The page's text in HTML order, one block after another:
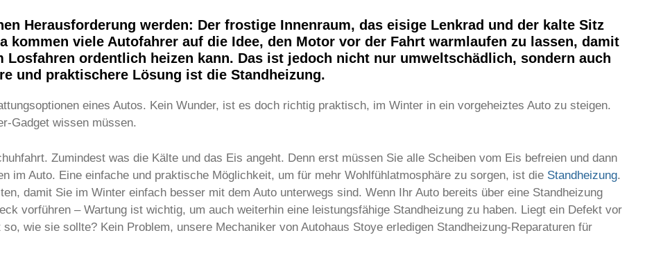
Herausforderung werden: Der frostige Innenraum, das eisige Lenkrad und der kalte Sitz
kommen viele Autofahrer auf die Idee, den Motor vor der Fahrt warmlaufen zu lassen, damit
Losfahren ordentlich heizen kann. Das ist jedoch nicht nur umweltschädlich, sondern auch
und praktischere Lösung ist die Standheizung.
eines Autos. Kein Wunder, ist es doch richtig praktisch, im Winter in ein vorgeheiztes Auto zu steigen.
Gadget wissen müssen.
Zumindest was die Kälte und das Eis angeht. Denn erst müssen Sie alle Scheiben vom Eis befreien und dann
im Auto. Eine einfache und praktische Möglichkeit, um für mehr Wohlfühlatmosphäre zu sorgen, ist die Standheizung.
damit Sie im Winter einfach besser mit dem Auto unterwegs sind. Wenn Ihr Auto bereits über eine Standheizung
vorführen – Wartung ist wichtig, um auch weiterhin eine leistungsfähige Standheizung zu haben. Liegt ein Defekt vor
wie sie sollte? Kein Problem, unsere Mechaniker von Autohaus Stoye erledigen Standheizung-Reparaturen für